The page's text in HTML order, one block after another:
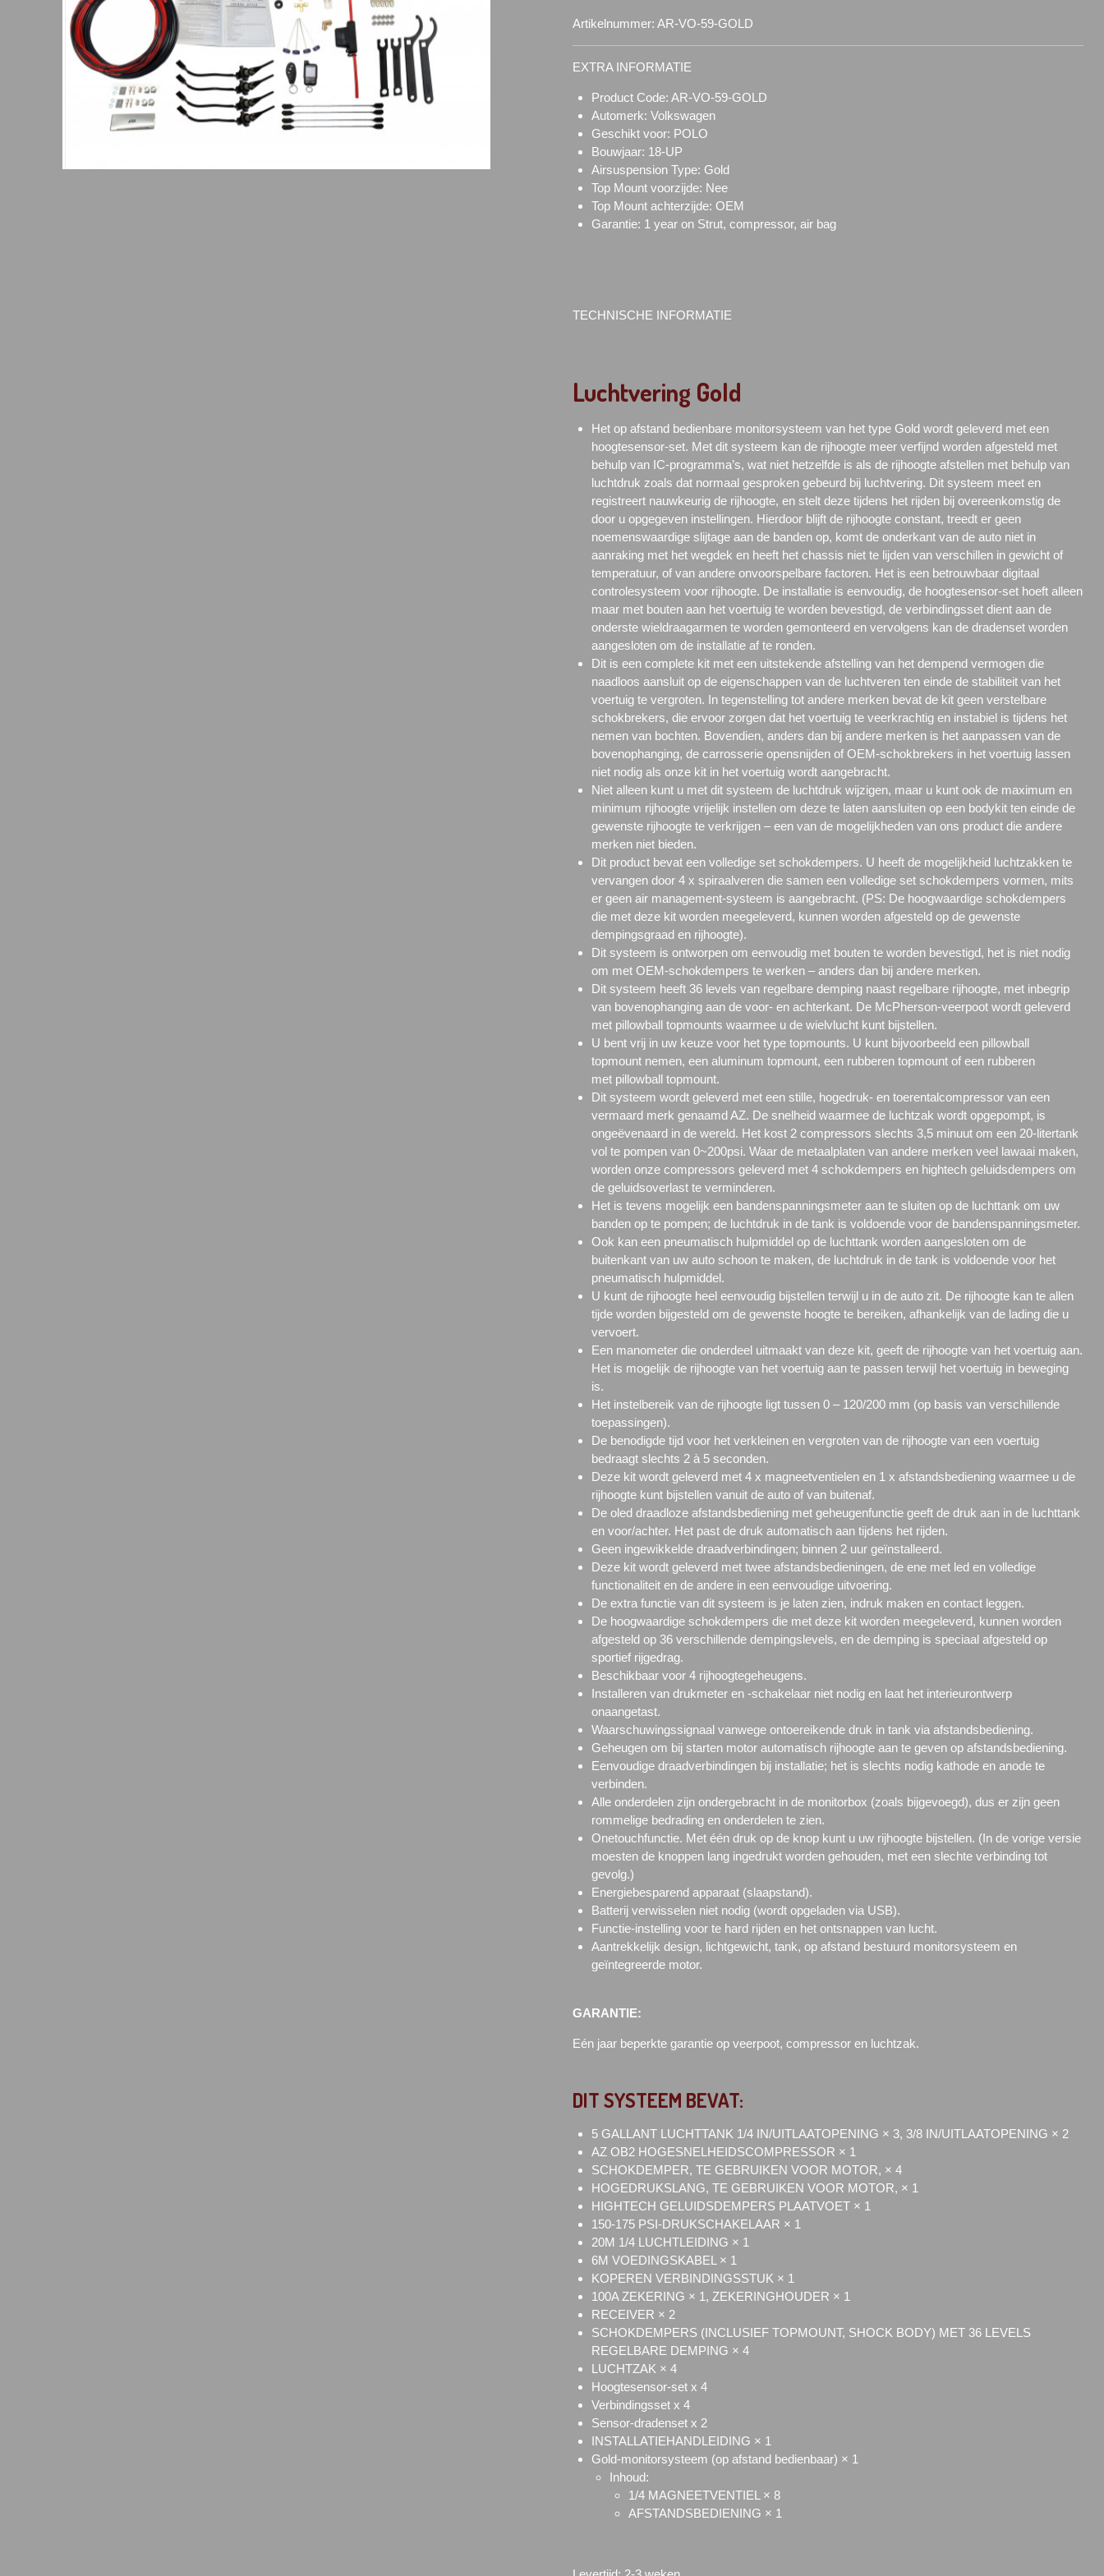
Artikelnummer: AR-VO-59-GOLD
EXTRA INFORMATIE
Product Code: AR-VO-59-GOLD
Automerk: Volkswagen
Geschikt voor: POLO
Bouwjaar: 18-UP
Airsuspension Type: Gold
Top Mount voorzijde: Nee
Top Mount achterzijde: OEM
Garantie: 1 year on Strut, compressor, air bag
TECHNISCHE INFORMATIE
Luchtvering Gold
Het op afstand bedienbare monitorsysteem van het type Gold wordt geleverd met een
hoogtesensor-set. Met dit systeem kan de rijhoogte meer verfijnd worden afgesteld met
behulp van IC-programma’s, wat niet hetzelfde is als de rijhoogte afstellen met behulp van
luchtdruk zoals dat normaal gesproken gebeurd bij luchtvering. Dit systeem meet en
registreert nauwkeurig de rijhoogte, en stelt deze tijdens het rijden bij overeenkomstig de
door u opgegeven instellingen. Hierdoor blijft de rijhoogte constant, treedt er geen
noemenswaardige slijtage aan de banden op, komt de onderkant van de auto niet in
aanraking met het wegdek en heeft het chassis niet te lijden van verschillen in gewicht of
temperatuur, of van andere onvoorspelbare factoren. Het is een betrouwbaar digitaal
controlesysteem voor rijhoogte. De installatie is eenvoudig, de hoogtesensor-set hoeft alleen
maar met bouten aan het voertuig te worden bevestigd, de verbindingsset dient aan de
onderste wieldraagarmen te worden gemonteerd en vervolgens kan de dradenset worden
aangesloten om de installatie af te ronden.
Dit is een complete kit met een uitstekende afstelling van het dempend vermogen die
naadloos aansluit op de eigenschappen van de luchtveren ten einde de stabiliteit van het
voertuig te vergroten. In tegenstelling tot andere merken bevat de kit geen verstelbare
schokbrekers, die ervoor zorgen dat het voertuig te veerkrachtig en instabiel is tijdens het
nemen van bochten. Bovendien, anders dan bij andere merken is het aanpassen van de
bovenophanging, de carrosserie opensnijden of OEM-schokbrekers in het voertuig lassen
niet nodig als onze kit in het voertuig wordt aangebracht.
Niet alleen kunt u met dit systeem de luchtdruk wijzigen, maar u kunt ook de maximum en
minimum rijhoogte vrijelijk instellen om deze te laten aansluiten op een bodykit ten einde de
gewenste rijhoogte te verkrijgen – een van de mogelijkheden van ons product die andere
merken niet bieden.
Dit product bevat een volledige set schokdempers. U heeft de mogelijkheid luchtzakken te
vervangen door 4 x spiraalveren die samen een volledige set schokdempers vormen, mits
er geen air management-systeem is aangebracht. (PS: De hoogwaardige schokdempers
die met deze kit worden meegeleverd, kunnen worden afgesteld op de gewenste
dempingsgraad en rijhoogte).
Dit systeem is ontworpen om eenvoudig met bouten te worden bevestigd, het is niet nodig
om met OEM-schokdempers te werken – anders dan bij andere merken.
Dit systeem heeft 36 levels van regelbare demping naast regelbare rijhoogte, met inbegrip
van bovenophanging aan de voor- en achterkant. De McPherson-veerpoot wordt geleverd
met pillowball topmounts waarmee u de wielvlucht kunt bijstellen.
U bent vrij in uw keuze voor het type topmounts. U kunt bijvoorbeeld een pillowball
topmount nemen, een aluminum topmount, een rubberen topmount of een rubberen
met pillowball topmount.
Dit systeem wordt geleverd met een stille, hogedruk- en toerentalcompressor van een
vermaard merk genaamd AZ. De snelheid waarmee de luchtzak wordt opgepompt, is
ongeëvenaard in de wereld. Het kost 2 compressors slechts 3,5 minuut om een 20-litertank
vol te pompen van 0~200psi. Waar de metaalplaten van andere merken veel lawaai maken,
worden onze compressors geleverd met 4 schokdempers en hightech geluidsdempers om
de geluidsoverlast te verminderen.
Het is tevens mogelijk een bandenspanningsmeter aan te sluiten op de luchttank om uw
banden op te pompen; de luchtdruk in de tank is voldoende voor de bandenspanningsmeter.
Ook kan een pneumatisch hulpmiddel op de luchttank worden aangesloten om de
buitenkant van uw auto schoon te maken, de luchtdruk in de tank is voldoende voor het
pneumatisch hulpmiddel.
U kunt de rijhoogte heel eenvoudig bijstellen terwijl u in de auto zit. De rijhoogte kan te allen
tijde worden bijgesteld om de gewenste hoogte te bereiken, afhankelijk van de lading die u
vervoert.
Een manometer die onderdeel uitmaakt van deze kit, geeft de rijhoogte van het voertuig aan.
Het is mogelijk de rijhoogte van het voertuig aan te passen terwijl het voertuig in beweging
is.
Het instelbereik van de rijhoogte ligt tussen 0 – 120/200 mm (op basis van verschillende
toepassingen).
De benodigde tijd voor het verkleinen en vergroten van de rijhoogte van een voertuig
bedraagt slechts 2 à 5 seconden.
Deze kit wordt geleverd met 4 x magneetventielen en 1 x afstandsbediening waarmee u de
rijhoogte kunt bijstellen vanuit de auto of van buitenaf.
De oled draadloze afstandsbediening met geheugenfunctie geeft de druk aan in de luchttank
en voor/achter. Het past de druk automatisch aan tijdens het rijden.
Geen ingewikkelde draadverbindingen; binnen 2 uur geïnstalleerd.
Deze kit wordt geleverd met twee afstandsbedieningen, de ene met led en volledige
functionaliteit en de andere in een eenvoudige uitvoering.
De extra functie van dit systeem is je laten zien, indruk maken en contact leggen.
De hoogwaardige schokdempers die met deze kit worden meegeleverd, kunnen worden
afgesteld op 36 verschillende dempingslevels, en de demping is speciaal afgesteld op
sportief rijgedrag.
Beschikbaar voor 4 rijhoogtegeheugens.
Installeren van drukmeter en -schakelaar niet nodig en laat het interieurontwerp
onaangetast.
Waarschuwingssignaal vanwege ontoereikende druk in tank via afstandsbediening.
Geheugen om bij starten motor automatisch rijhoogte aan te geven op afstandsbediening.
Eenvoudige draadverbindingen bij installatie; het is slechts nodig kathode en anode te
verbinden.
Alle onderdelen zijn ondergebracht in de monitorbox (zoals bijgevoegd), dus er zijn geen
rommelige bedrading en onderdelen te zien.
Onetouchfunctie. Met één druk op de knop kunt u uw rijhoogte bijstellen. (In de vorige versie
moesten de knoppen lang ingedrukt worden gehouden, met een slechte verbinding tot
gevolg.)
Energiebesparend apparaat (slaapstand).
Batterij verwisselen niet nodig (wordt opgeladen via USB).
Functie-instelling voor te hard rijden en het ontsnappen van lucht.
Aantrekkelijk design, lichtgewicht, tank, op afstand bestuurd monitorsysteem en
geïntegreerde motor.
GARANTIE:
Eén jaar beperkte garantie op veerpoot, compressor en luchtzak.
DIT SYSTEEM BEVAT:
5 GALLANT LUCHTTANK 1/4 IN/UITLAATOPENING × 3, 3/8 IN/UITLAATOPENING × 2
AZ OB2 HOGESNELHEIDSCOMPRESSOR × 1
SCHOKDEMPER, TE GEBRUIKEN VOOR MOTOR, × 4
HOGEDRUKSLANG, TE GEBRUIKEN VOOR MOTOR, × 1
HIGHTECH GELUIDSDEMPERS PLAATVOET × 1
150-175 PSI-DRUKSCHAKELAAR × 1
20M 1/4 LUCHTLEIDING × 1
6M VOEDINGSKABEL × 1
KOPEREN VERBINDINGSSTUK × 1
100A ZEKERING × 1, ZEKERINGHOUDER × 1
RECEIVER × 2
SCHOKDEMPERS (INCLUSIEF TOPMOUNT, SHOCK BODY) MET 36 LEVELS
REGELBARE DEMPING × 4
LUCHTZAK × 4
Hoogtesensor-set x 4
Verbindingsset x 4
Sensor-dradenset x 2
INSTALLATIEHANDLEIDING × 1
Gold-monitorsysteem (op afstand bedienbaar) × 1
Inhoud:
1/4 MAGNEETVENTIEL × 8
AFSTANDSBEDIENING × 1